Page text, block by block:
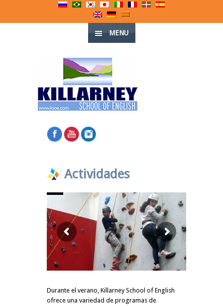
MENU
Actividades
Durante el verano, Killarney School of English
ofrece una variedad de programas de